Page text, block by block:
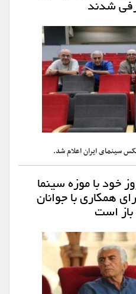
شدند
سینمای ایران اعلام شد.
خود با موزه سینما
همکاری با جوانان
است